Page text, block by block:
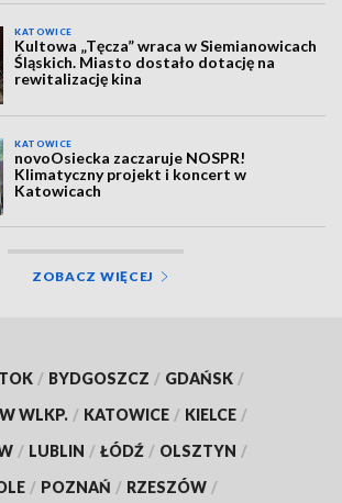
KATOWICE
Kultowa „Tęcza” wraca w Siemianowicach
Śląskich. Miasto dostało dotację na
rewitalizację kina
KATOWICE
novoOsiecka zaczaruje NOSPR!
Klimatyczny projekt i koncert w
Katowicach
ZOBACZ WIĘCEJ
/ BYDGOSZCZ / GDAŃSK /
WLKP. / KATOWICE / KIELCE /
/ LUBLIN / ŁÓDŹ / OLSZTYN /
/ POZNAŃ / RZESZÓW /